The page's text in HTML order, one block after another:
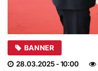
BANNER
28.03.2025- 10:00